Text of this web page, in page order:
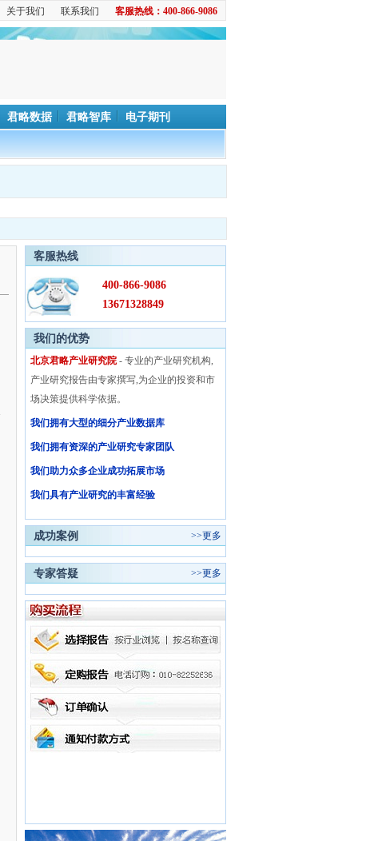
客服热线：400-866-9086
联系我们
关于我们
君略数据 君略智库 电子期刊
客服热线
400-866-9086
13671328849
我们的优势
北京君略产业研究院- 专业的产业研究机构,
产业研究报告由专家撰写,为企业的投资和市
场决策提供科学依据。
我们拥有大型的细分产业数据库
我们拥有资深的产业研究专家团队
我们助力众多企业成功拓展市场
我们具有产业研究的丰富经验
成功案例 >>更多
专家答疑 >>更多